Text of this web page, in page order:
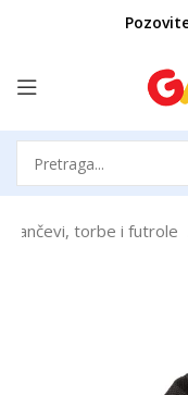
Rančevi, torbe i futrole